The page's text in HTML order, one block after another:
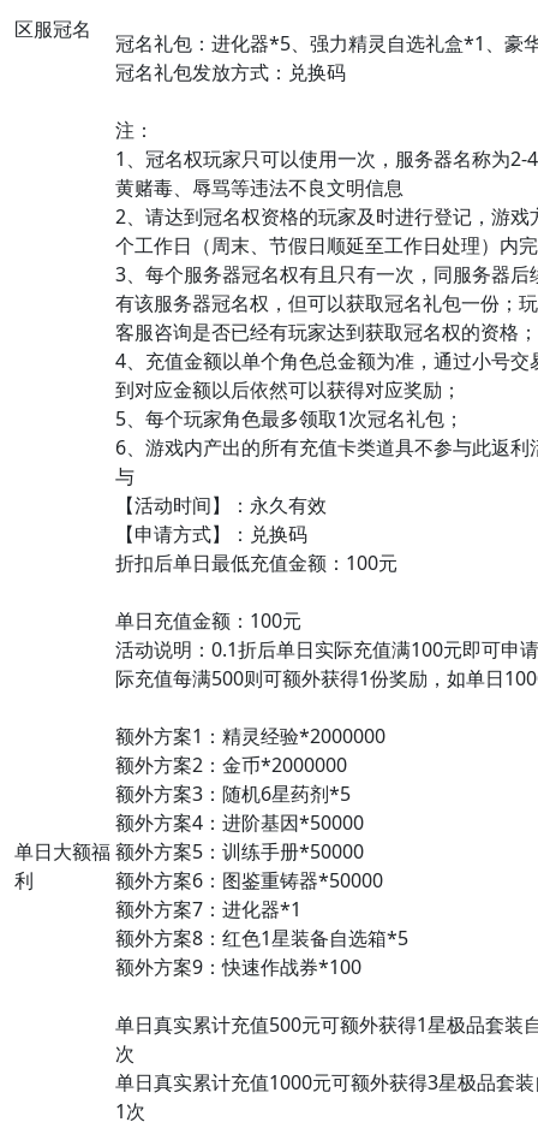
区服冠名
冠名礼包：进化器*5、强力精灵自选礼盒*1、豪
冠名礼包发放方式：兑换码
注：
1、冠名权玩家只可以使用一次，服务器名称为2-
黄赌毒、辱骂等违法不良文明信息
2、请达到冠名权资格的玩家及时进行登记，游
个工作日（周末、节假日顺延至工作日处理）内
3、每个服务器冠名权有且只有一次，同服务器
有该服务器冠名权，但可以获取冠名礼包一份；
客服咨询是否已经有玩家达到获取冠名权的资格；
4、充值金额以单个角色总金额为准，通过小号
到对应金额以后依然可以获得对应奖励；
5、每个玩家角色最多领取1次冠名礼包；
6、游戏内产出的所有充值卡类道具不参与此返
与
单日大额福
利
【活动时间】：永久有效
【申请方式】：兑换码
折扣后单日最低充值金额：100元
单日充值金额：100元
活动说明：0.1折后单日实际充值满100元即可申
际充值每满500则可额外获得1份奖励，如单日
额外方案1：精灵经验*2000000
额外方案2：金币*2000000
额外方案3：随机6星药剂*5
额外方案4：进阶基因*50000
额外方案5：训练手册*50000
额外方案6：图鉴重铸器*50000
额外方案7：进化器*1
额外方案8：红色1星装备自选箱*5
额外方案9：快速作战券*100
单日真实累计充值500元可额外获得1星极品套装
次
单日真实累计充值1000元可额外获得3星极品套
1次